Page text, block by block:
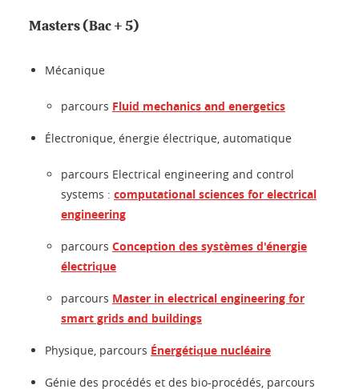
Masters (Bac + 5)
Mécanique
parcours Fluid mechanics and energetics
Électronique, énergie électrique, automatique
parcours Electrical engineering and control
systems : computational sciences for electrical
engineering
parcours Conception des systèmes d'énergie
électrique
parcours Master in electrical engineering for
smart grids and buildings
Physique, parcours Énergétique nucléaire
Génie des procédés et des bio-procédés, parcours